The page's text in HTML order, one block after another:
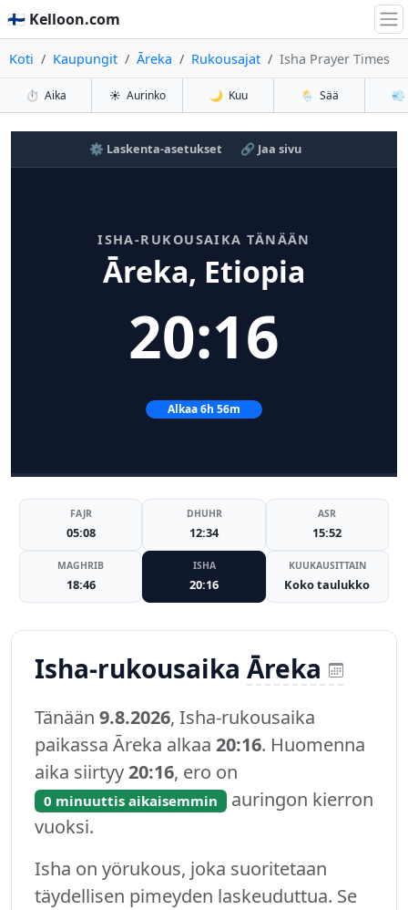
🇫🇮 Kelloon.com
Koti Kaupungit Āreka Rukousajat Isha Prayer Times
⏱️ Aika ☀️ Aurinko 🌙 Kuu 🌦️ Sää 💨
⚙️ Laskenta-asetukset 🔗 Jaa sivu
ISHA-RUKOUSAIKA TÄNÄÄN
Āreka, Etiopia
20:16
Alkaa 6h 56m
FAJR
05:08
DHUHR
12:34
ASR
15:52
MAGHRIB
18:46
ISHA
20:16
KUUKAUSITTAIN
Koko taulukko
Isha-rukousaika Āreka
Tänään 9.8.2026, Isha-rukousaika
paikassa Āreka alkaa 20:16. Huomenna
aika siirtyy20:16, ero on
0 minuuttis aikaisemmin auringon kierron
vuoksi.
Isha on yörukous, joka suoritetaan
täydellisen pimeyden laskeuduttua. Se